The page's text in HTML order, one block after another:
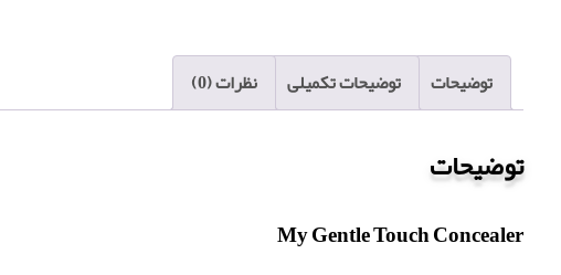
توضیحات توضیحات تکمیلی نظرات (0)
توضیحات
My Gentle Touch Concealer